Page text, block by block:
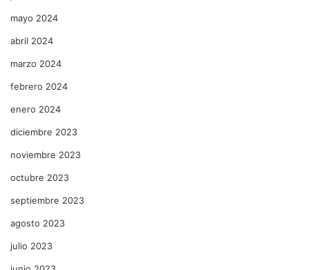
mayo 2024
abril 2024
marzo 2024
febrero 2024
enero 2024
diciembre 2023
noviembre 2023
octubre 2023
septiembre 2023
agosto 2023
julio 2023